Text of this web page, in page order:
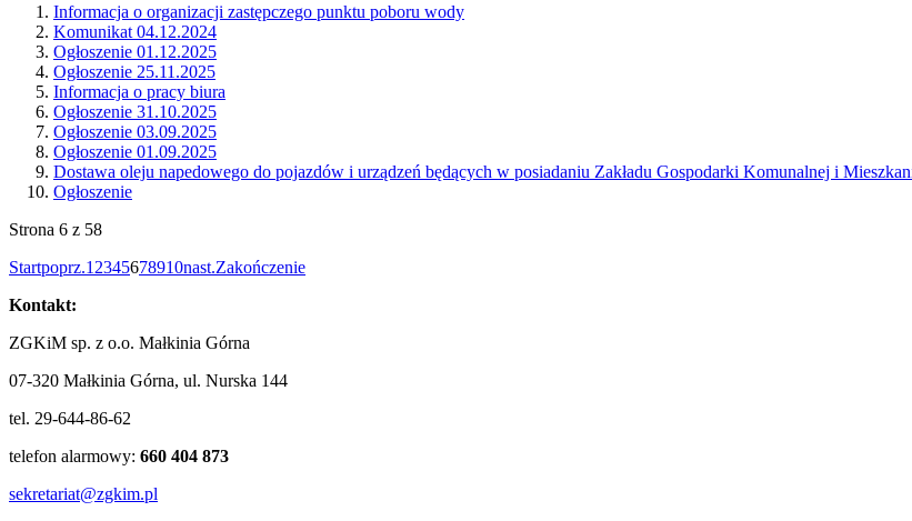
Informacja o organizacji zastępczego punktu poboru wody
Komunikat 04.12.2024
Ogłoszenie 01.12.2025
Ogłoszenie 25.11.2025
Informacja o pracy biura
Ogłoszenie 31.10.2025
Ogłoszenie 03.09.2025
Ogłoszenie 01.09.2025
Dostawa oleju napedowego do pojazdów i urządzeń będących w posiadaniu Zakładu Gospodarki Komunalnej i
Ogłoszenie
Strona 6 z 58
Startpoprz.1 2345678910nast.Zakończenie
Kontakt:
ZGKiM sp. z o.o. Małkinia Górna
07-320 Małkinia Górna, ul. Nurska 144
tel. 29-644-86-62
telefon alarmowy: 660 404 873
sekretariat@zgkim.pl